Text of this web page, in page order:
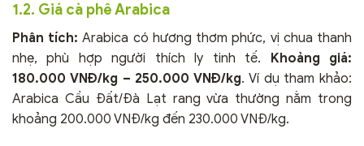
1.2. Giá cà phê Arabica
Phân tích: Arabica có hương thơm phức, vị chua thanh
nhẹ, phù hợp người thích ly tinh tế. Khoảng giá:
180.000 VNĐ/kg – 250.000 VNĐ/kg. Ví dụ tham khảo:
Arabica Cầu Đất/Đà Lạt rang vừa thường nằm trong
khoảng 200.000 VNĐ/kg đến 230.000 VNĐ/kg.